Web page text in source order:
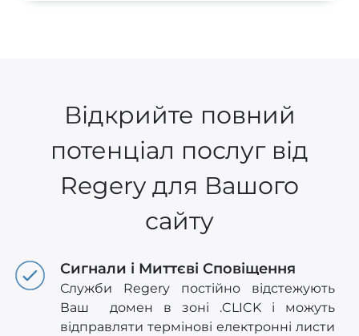
Відкрийте повний
потенціал послуг від
Regery для Вашого
сайту
Сигнали і Миттєві Сповіщення
Служби Regery постійно відстежують
Ваш домен в зоні .CLICK і можуть
відправляти термінові електронні листи